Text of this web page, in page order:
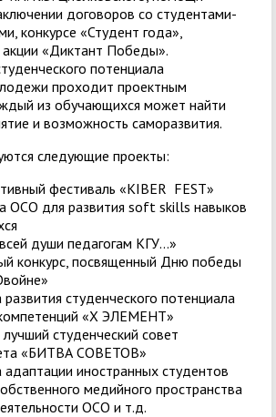
договоров со студентами-
конкурсе «Студент года»,
«Диктант Победы».
потенциала
проходит проектным
из обучающихся может найти
и возможность саморазвития.
следующие проекты:
фестиваль «KIBER FEST»
ОСО для развития soft skills навыков
души педагогам КГУ…»
конкурс, посвященный Дню победы
студенческого потенциала
«Х ЭЛЕМЕНТ»
лучший студенческий совет
«БИТВА СОВЕТОВ»
иностранных студентов
медийного пространства
ОСО и т.д.